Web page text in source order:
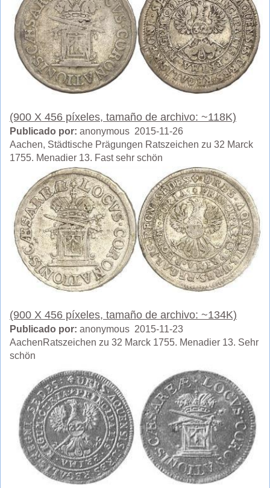
(900 X 456 píxeles, tamaño de archivo: ~118K)
Publicado por: anonymous 2015-11-26
Aachen, Städtische Prägungen Ratszeichen zu 32 Marck
1755. Menadier 13. Fast sehr schön
(900 X 456 píxeles, tamaño de archivo: ~134K)
Publicado por: anonymous 2015-11-23
AachenRatszeichen zu 32 Marck 1755. Menadier 13. Sehr
schön